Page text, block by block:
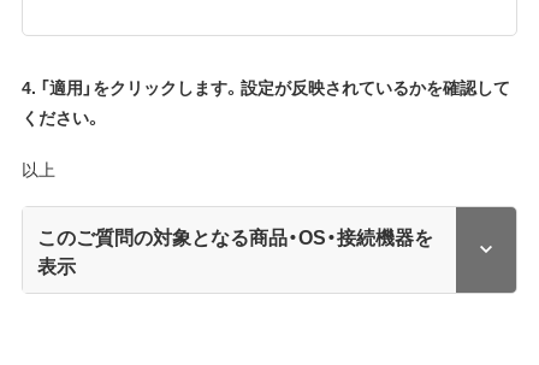
4. 「適用」をクリックします。設定が反映されているかを確認して
ください。
以上
このご質問の対象となる商品・OS・接続機器を
表示